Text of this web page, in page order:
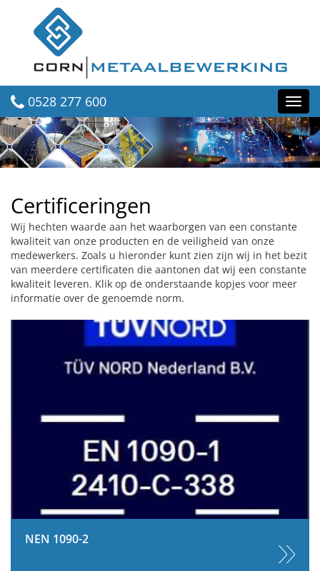
0528 277 600
Certificeringen
Wij hechten waarde aan het waarborgen van een constante
kwaliteit van onze producten en de veiligheid van onze
medewerkers. Zoals u hieronder kunt zien zijn wij in het bezit
van meerdere certificaten die aantonen dat wij een constante
kwaliteit leveren. Klik op de onderstaande kopjes voor meer
informatie over de genoemde norm.
NEN 1090-2